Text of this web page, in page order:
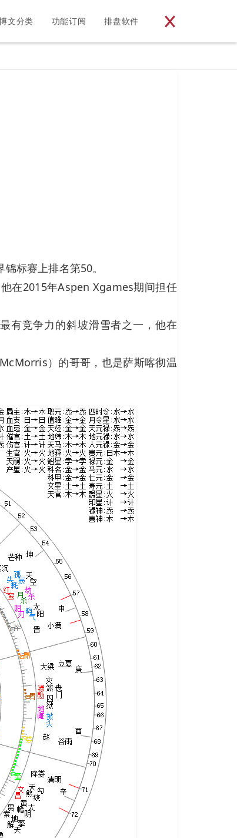
文分类 功能订阅 排盘软件
标赛上排名第50。
在2015年Aspen Xgames期间担任
有竞争力的斜坡滑雪者之一，他在
）的哥哥，也是萨斯喀彻温